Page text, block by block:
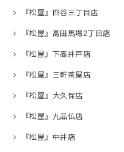
『松屋』四谷三丁目店
『松屋』高田馬場2丁目店
『松屋』下高井戸店
『松屋』三軒茶屋店
『松屋』大久保店
『松屋』九品仏店
『松屋』中井店